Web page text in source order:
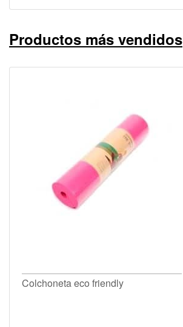
Productos más vendidos
Colchoneta eco friendly